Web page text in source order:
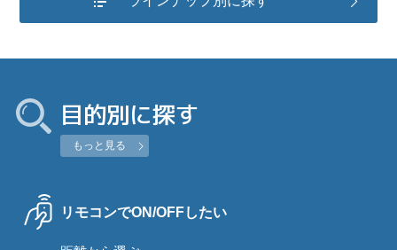
目的別に探す
もっと見る
リモコンでON/OFFしたい